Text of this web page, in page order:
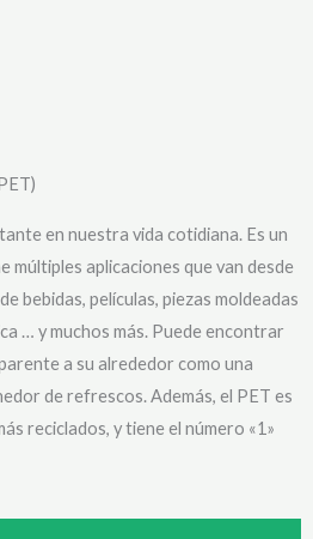
en nuestra vida cotidiana. Es un
múltiples aplicaciones que van desde
bebidas, películas, piezas moldeadas
… y muchos más. Puede encontrar
a su alrededor como una
de refrescos. Además, el PET es
reciclados, y tiene el número «1»